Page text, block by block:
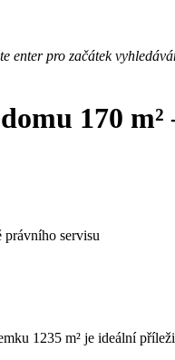
enter pro začátek
170 m²
právního servisu
1235 m² je ideální